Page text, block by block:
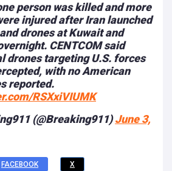
person was killed and more
injured after Iran launched
drones at Kuwait and
CENTCOM said
drones targeting U.S. forces
with no American
reported.
RSXxiVIUMK
(@Breaking911)June 3,
FACEBOOK X